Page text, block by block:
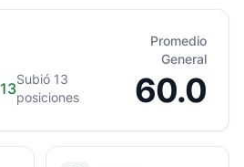
13
Subió 13
posiciones
Promedio
General
60.0